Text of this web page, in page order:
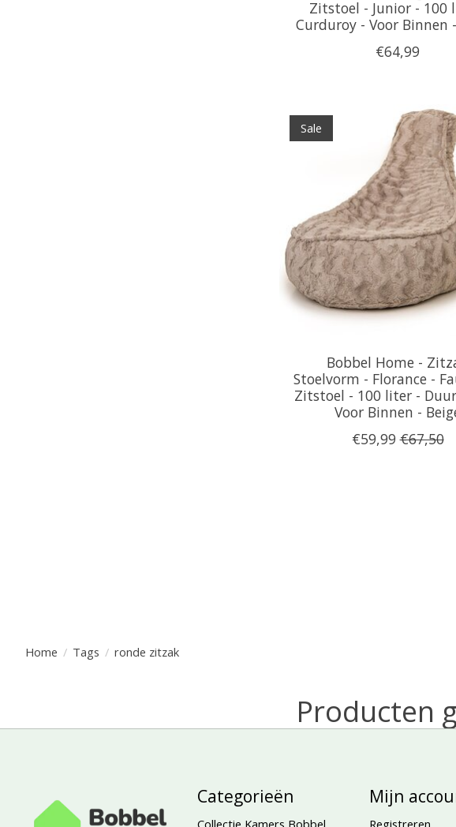
Home / Tags / ronde zitzak
Producten
Zitstoel - Junior - 100
Curduroy - Voor Binnen
€64,99
Sale
Bobbel Home -
Stoelvorm - Florance -
Zitstoel - 100 liter -
Voor Binnen -
€59,99 €67,50
Categorieën
Collectie Kamers Bobbel
Mijn
Registreren